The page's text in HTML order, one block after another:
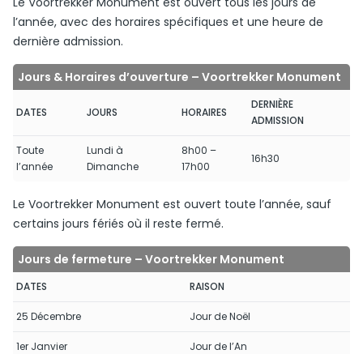
l’année, avec des horaires spécifiques et une heure de
dernière admission.
Jours & Horaires d’ouverture – Voortrekker Monument
DATES JOURS HORAIRES
DERNIÈRE
ADMISSION
Toute
l’année
Lundi à
Dimanche
8h00 –
17h00
16h30
Le Voortrekker Monument est ouvert toute l’année, sauf
certains jours fériés où il reste fermé.
Jours de fermeture – Voortrekker Monument
DATES RAISON
25 Décembre Jour de Noël
1er Janvier Jour de l’An